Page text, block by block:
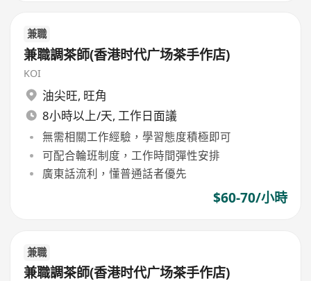
兼職
兼職調茶師(香港时代广场茶手作店)
KOI
油尖旺, 旺角
8小時以上/天, 工作日面議
無需相關工作經驗，學習態度積極即可
可配合輪班制度，工作時間彈性安排
廣東話流利，懂普通話者優先
$60-70/小時
兼職
兼職調茶師(香港时代广场茶手作店)